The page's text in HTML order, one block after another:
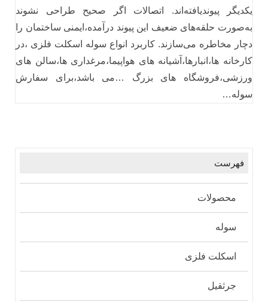
یکدیگر پیوندیافته‌اند. اتصالات اگر صحیح طراحی نشوند
به‌صورت حلقه‌های ضعیف این پیوند درآمده،ایمنی ساختمان را
دچار مخاطره می‌سازند. کاربرد انواع سوله اسکلت فلزی ،در
کارخانه ها،انبارها،آشیانه های هواپیما،مرغداری ها،سالن های
ورزشی،فروشگاه های بزرگ …می باشد،برای سفارش
سوله…
فهرست
محصولات
سوله
اسکلت فلزی
جرثقیل